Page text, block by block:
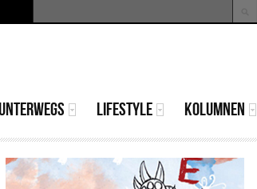
Suchformular
LIFESTYLE KOLUMNEN